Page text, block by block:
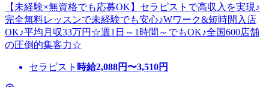
【未経験×無資格でも応募OK】セラピストで高収入を実現♪
完全無料レッスンで未経験でも安心♪Wワーク&短時間入店
OK♪平均月収33万円☆週1日～1時間～でもOK♪全国600店舗
の圧倒的集客力☆
セラピスト 時給2,088円〜3,510円